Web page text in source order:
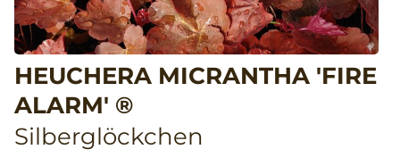
HEUCHERA MICRANTHA 'FIRE
ALARM' ®
Silberglöckchen